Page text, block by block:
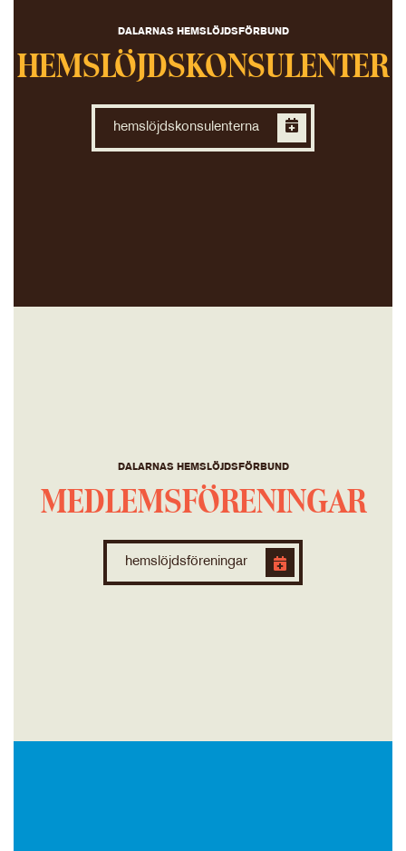
DALARNAS HEMSLÖJDSFÖRBUND
HEMSLÖJDSKONSULENTER
hemslöjdskonsulenterna
DALARNAS HEMSLÖJDSFÖRBUND
MEDLEMSFÖRENINGAR
hemslöjdsföreningar